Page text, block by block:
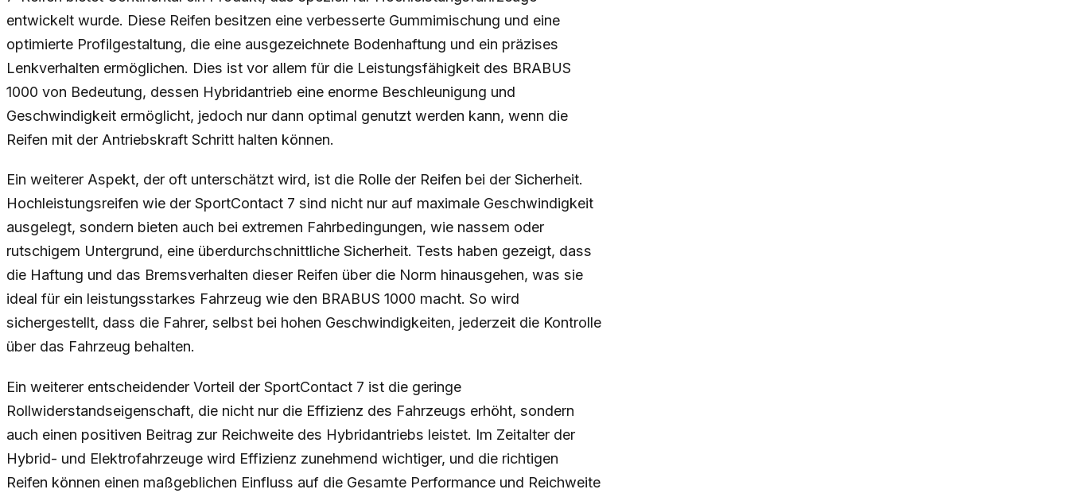
entwickelt wurde. Diese Reifen besitzen eine verbesserte Gummimischung und eine
optimierte Profilgestaltung, die eine ausgezeichnete Bodenhaftung und ein präzises
Lenkverhalten ermöglichen. Dies ist vor allem für die Leistungsfähigkeit des BRABUS
1000 von Bedeutung, dessen Hybridantrieb eine enorme Beschleunigung und
Geschwindigkeit ermöglicht, jedoch nur dann optimal genutzt werden kann, wenn die
Reifen mit der Antriebskraft Schritt halten können.
Ein weiterer Aspekt, der oft unterschätzt wird, ist die Rolle der Reifen bei der Sicherheit.
Hochleistungsreifen wie der SportContact 7 sind nicht nur auf maximale Geschwindigkeit
ausgelegt, sondern bieten auch bei extremen Fahrbedingungen, wie nassem oder
rutschigem Untergrund, eine überdurchschnittliche Sicherheit. Tests haben gezeigt, dass
die Haftung und das Bremsverhalten dieser Reifen über die Norm hinausgehen, was sie
ideal für ein leistungsstarkes Fahrzeug wie den BRABUS 1000 macht. So wird
sichergestellt, dass die Fahrer, selbst bei hohen Geschwindigkeiten, jederzeit die Kontrolle
über das Fahrzeug behalten.
Ein weiterer entscheidender Vorteil der SportContact 7 ist die geringe
Rollwiderstandseigenschaft, die nicht nur die Effizienz des Fahrzeugs erhöht, sondern
auch einen positiven Beitrag zur Reichweite des Hybridantriebs leistet. Im Zeitalter der
Hybrid- und Elektrofahrzeuge wird Effizienz zunehmend wichtiger, und die richtigen
Reifen können einen maßgeblichen Einfluss auf die Gesamte Performance und Reichweite